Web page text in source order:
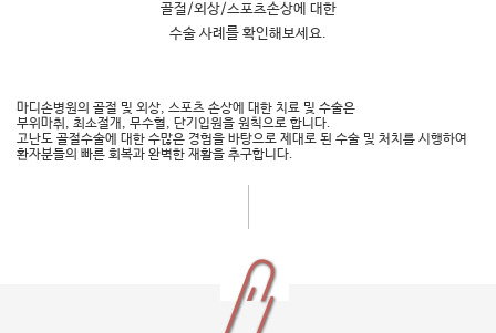
골절/외상/스포츠손상에 대한
수술 사례를 확인해보세요.
마디손병원의 골절 및 외상, 스포츠 손상에 대한 치료 및 수술은
부위마취, 최소절개, 무수혈, 단기입원을 원칙으로 합니다.
고난도 골절수술에 대한 수많은 경험을 바탕으로 제대로 된 수술 및 처치를 시행하여
환자분들의 빠른 회복과 완벽한 재활을 추구합니다.